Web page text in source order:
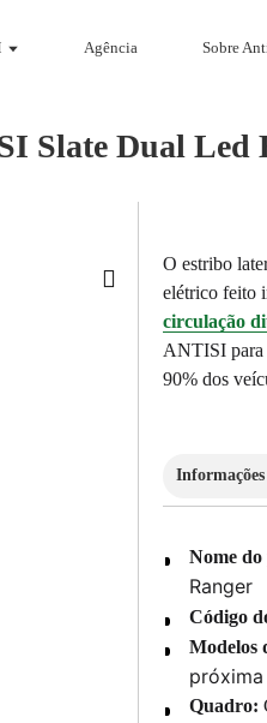
Agência Sobre
Slate Dual Led
O estribo
elétrico feito
circulação
ANTISI para
90% dos
Informações
Nome
Ranger
Código
Modelos
próxima
Quadro: